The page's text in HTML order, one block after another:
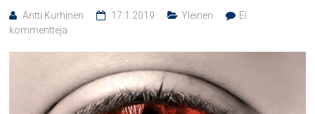
Antti Kurhinen 17.1.2019 Yleinen
Ei
kommentteja